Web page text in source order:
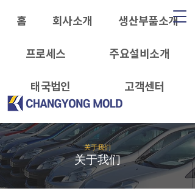
홈 회사소개 생산부품소개
프로세스 주요설비소개
태국법인 고객센터
关于我们
关于我们